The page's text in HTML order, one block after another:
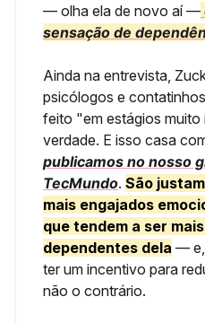
— olha ela de novo aí —
sensação de
Ainda na entrevista,
psicólogos e
feito "em estágios muito
verdade. E isso casa
publicamos no nosso
TecMundo. São
mais engajados
que tendem a ser
dependentes dela — e,
ter um incentivo para
não o contrário.